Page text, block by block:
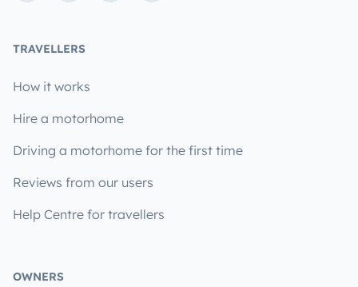
TRAVELLERS
How it works
Hire a motorhome
Driving a motorhome for the first time
Reviews from our users
Help Centre for travellers
OWNERS